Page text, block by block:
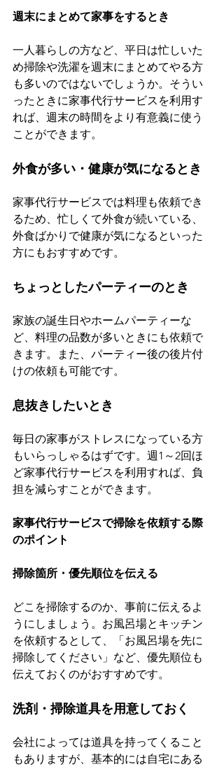
週末にまとめて家事をするとき
一人暮らしの方など、平日は忙しいた
め掃除や洗濯を週末にまとめてやる方
も多いのではないでしょうか。そうい
ったときに家事代行サービスを利用す
れば、週末の時間をより有意義に使う
ことができます。
外食が多い・健康が気になるとき
家事代行サービスでは料理も依頼でき
るため、忙しくて外食が続いている、
外食ばかりで健康が気になるといった
方にもおすすめです。
ちょっとしたパーティーのとき
家族の誕生日やホームパーティーな
ど、料理の品数が多いときにも依頼で
きます。また、パーティー後の後片付
けの依頼も可能です。
息抜きしたいとき
毎日の家事がストレスになっている方
もいらっしゃるはずです。週1～2回ほ
ど家事代行サービスを利用すれば、負
担を減らすことができます。
家事代行サービスで掃除を依頼する際
のポイント
掃除箇所・優先順位を伝える
どこを掃除するのか、事前に伝えるよ
うにしましょう。お風呂場とキッチン
を依頼するとして、「お風呂場を先に
掃除してください」など、優先順位も
伝えておくのがおすすめです。
洗剤・掃除道具を用意しておく
会社によっては道具を持ってくること
もありますが、基本的には自宅にある